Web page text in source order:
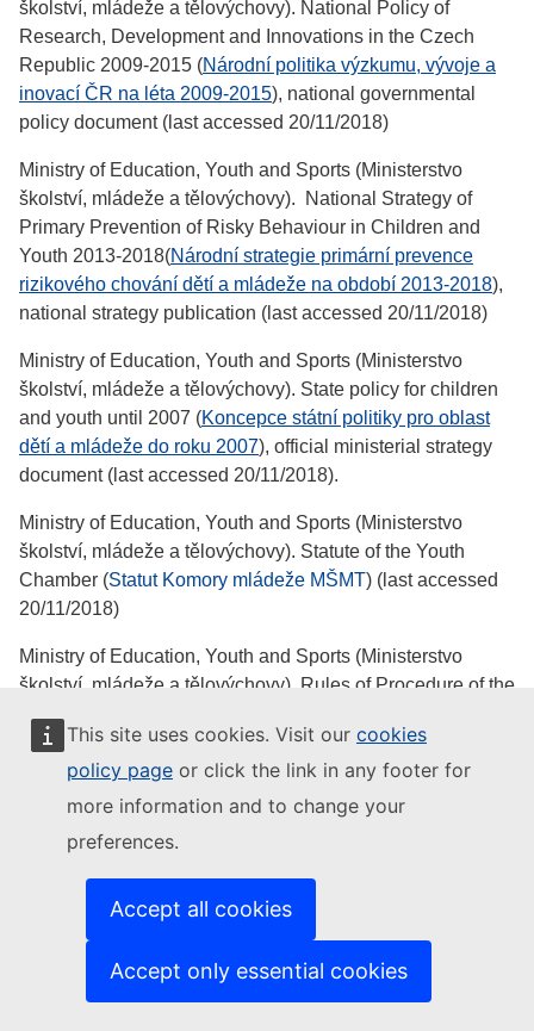
This site uses cookies. Visit our cookies
policy page or click the link in any footer for
more information and to change your
preferences.
Accept all cookies
Accept only essential cookies
školství, mládeže a tělovýchovy). National Policy of
Research, Development and Innovations in the Czech
Republic 2009-2015 (Národní politika výzkumu, vývoje a
inovací ČR na léta 2009-2015), national governmental
policy document (last accessed 20/11/2018)
Ministry of Education, Youth and Sports (Ministerstvo
školství, mládeže a tělovýchovy). National Strategy of
Primary Prevention of Risky Behaviour in Children and
Youth 2013-2018(Národní strategie primární prevence
rizikového chování dětí a mládeže na období 2013-2018),
national strategy publication (last accessed 20/11/2018)
Ministry of Education, Youth and Sports (Ministerstvo
školství, mládeže a tělovýchovy). State policy for children
and youth until 2007 (Koncepce státní politiky pro oblast
dětí a mládeže do roku 2007), official ministerial strategy
document (last accessed 20/11/2018).
Ministry of Education, Youth and Sports (Ministerstvo
školství, mládeže a tělovýchovy). Statute of the Youth
Chamber (Statut Komory mládeže MŠMT) (last accessed
20/11/2018)
Ministry of Education, Youth and Sports (Ministerstvo
školství, mládeže a tělovýchovy). Rules of Procedure of the
accessed 20/11/2018)
školství, mládeže a tělovýchovy). Organisation Rules
Organizační řád) (last accessed 20/11/2018)
školství, mládeže a tělovýchovy). Organisation Structure